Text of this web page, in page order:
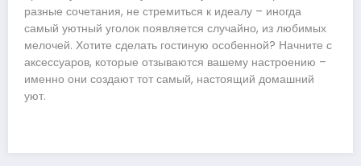
разные сочетания, не стремиться к идеалу – иногда
самый уютный уголок появляется случайно, из любимых
мелочей. Хотите сделать гостиную особенной? Начните с
аксессуаров, которые отзываются вашему настроению –
именно они создают тот самый, настоящий домашний
уют.